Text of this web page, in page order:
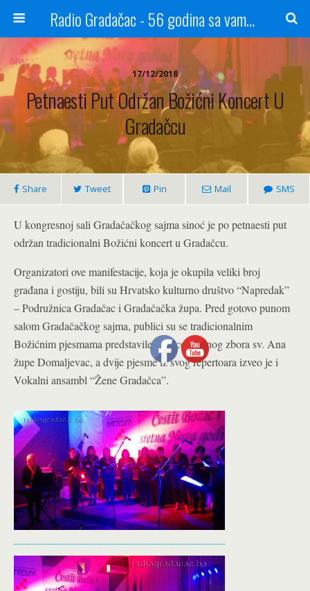
Radio Gradačac - 56 godina sa vama...
17/12/2018
Petnaesti Put Održan Božićni Koncert U
Gradačcu
Share Tweet Pin Mail SMS
U kongresnoj sali Gradačačkog sajma sinoć je po petnaesti put
održan tradicionalni Božićni koncert u Gradačcu.
Organizatori ove manifestacije, koja je okupila veliki broj
građana i gostiju, bili su Hrvatsko kulturno društvo “Napredak”
– Podružnica Gradačac i Gradačačka župa. Pred gotovo punom
salom Gradačačkog sajma, publici su se tradicionalnim
Božićnim pjesmama predstavile članice Župnog zbora sv. Ana
župe Domaljevac, a dvije pjesme iz svog repertoara izveo je i
Vokalni ansambl “Žene Gradačca”.